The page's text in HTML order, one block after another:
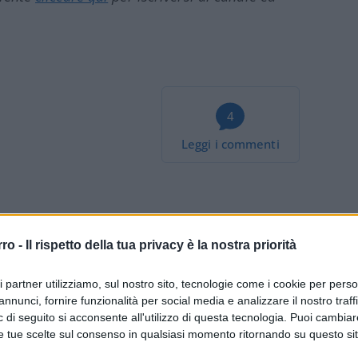
- Il rispetto della tua privacy è la nostra priorità
partner utilizziamo, sul nostro sito, tecnologie come i cookie per
fornire funzionalità per social media e analizzare il nostro
di seguito si acconsente all'utilizzo di questa tecnologia. Puoi
tue scelte sul consenso in qualsiasi momento ritornando su questo
4
Leggi i commenti
Così abbiamo
& Sustainability Officer del
"La comunicazione digitale ha